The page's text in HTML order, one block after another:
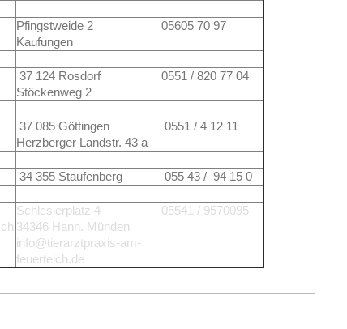
Pfingstweide 2
Kaufungen
05605 70 97
37 124 Rosdorf
Stöckenweg 2
0551 / 820 77 04
37 085 Göttingen
Herzberger Landstr. 43 a
0551 / 4 12 11
34 355 Staufenberg 055 43 / 94 15 0
Schlesierplatz 4
34346 Hann. Münden
info@tierarztpraxis-am-
feuerteich.de
05541 / 9570095